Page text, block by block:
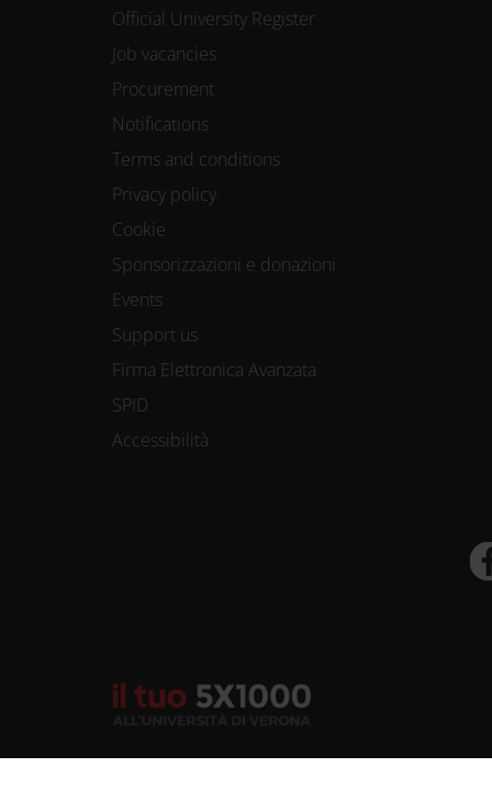
Official University Register
Job vacancies
Procurement
Notifications
Terms and conditions
Privacy policy
Cookie
Sponsorizzazioni e donazioni
Events
Support us
Firma Elettronica Avanzata
SPID
Accessibilità